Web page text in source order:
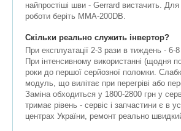
найпростіші шви - Gerrard вистачить. Для
роботи беріть ММА-200DB.
Скільки реально служить інвертор?
При експлуатації 2-3 рази в тиждень - 6-8
При інтенсивному використанні (щодня
роки до першої серйозної поломки.
модуль, що вилітає при перегріві або
Заміна обходиться у 1800-2800 грн у
тримає рівень - сервіс і запчастини є в
центрах України, ремонт реально